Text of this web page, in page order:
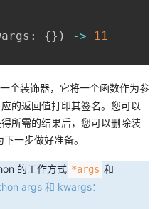
: {} ) ->
11
个装饰器，它将一个函数作为参
的返回值打印其签名。您可以
所需的结果后，您可以删除装
一步做好准备。
的工作方式 *args 和
args 和 kwargs：